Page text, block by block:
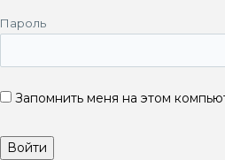
Пароль
Запомнить меня на этом